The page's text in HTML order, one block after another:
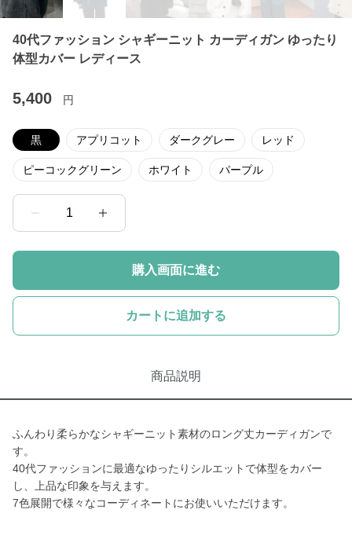
40代ファッション シャギーニット カーディガン ゆったり
体型カバー レディース
5,400 円
黒 アプリコット ダークグレー レッド
ピーコックグリーン ホワイト パープル
1
購入画面に進む
カートに追加する
商品説明
ふんわり柔らかなシャギーニット素材のロング丈カーディガンで
す。
40代ファッションに最適なゆったりシルエットで体型をカバー
し、上品な印象を与えます。
7色展開で様々なコーディネートにお使いいただけます。